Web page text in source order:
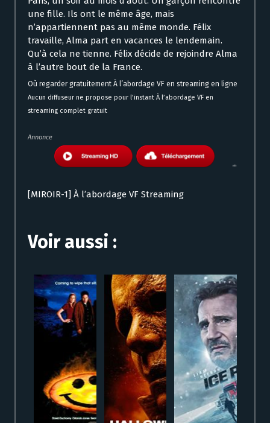
une fille. Ils ont le même âge, mais
n’appartiennent pas au même monde. Félix
travaille, Alma part en vacances le lendemain.
Qu’à cela ne tienne. Félix décide de rejoindre Alma
à l’autre bout de la France.
Où regarder gratuitement À l’abordage VF en streaming en ligne
Aucun diffuseur ne propose pour l’instant À l’abordage VF en
streaming complet gratuit
Annonce
[MIROIR-1] À l’abordage VF Streaming
Voir aussi :